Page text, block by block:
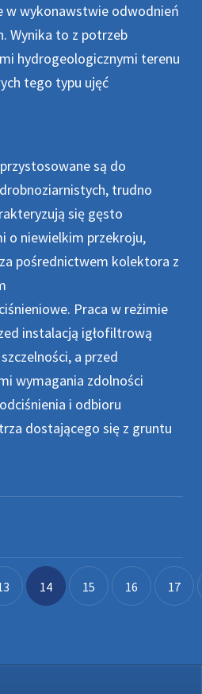
w wykonawstwie odwodnień
Wynika to z potrzeb
hydrogeologicznymi terenu
tego typu ujęć
są do
trudno
się gęsto
o niewielkim przekroju,
pośrednictwem kolektora z
Praca w reżimie
instalacją igłofiltrową
a przed
wymagania zdolności
i odbioru
dostającego się z gruntu
14 15 16 17